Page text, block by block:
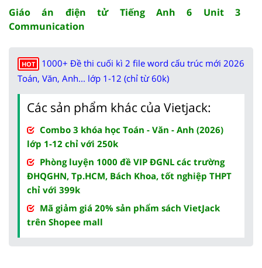
Giáo án điện tử Tiếng Anh 6 Unit 3
Communication
HOT
1000+ Đề thi cuối kì 2 file word cấu trúc mới 2026
Toán, Văn, Anh... lớp 1-12 (chỉ từ 60k)
Các sản phẩm khác của Vietjack:
Combo 3 khóa học Toán - Văn - Anh (2026)
lớp 1-12 chỉ với 250k
Phòng luyện 1000 đề VIP ĐGNL các trường
ĐHQGHN, Tp.HCM, Bách Khoa, tốt nghiệp THPT
chỉ với 399k
Mã giảm giá 20% sản phẩm sách VietJack
trên Shopee mall